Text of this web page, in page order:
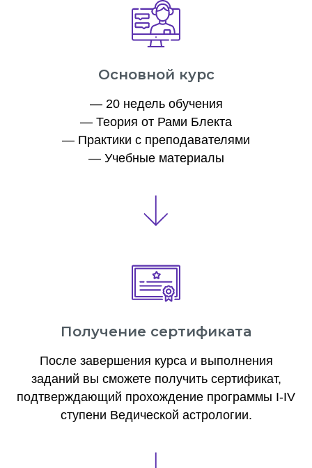
Основной курс
— 20 недель обучения
— Теория от Рами Блекта
— Практики с преподавателями
— Учебные материалы
Получение сертификата
После завершения курса и выполнения
заданий вы сможете получить сертификат,
подтверждающий прохождение программы I-IV
ступени Ведической астрологии.